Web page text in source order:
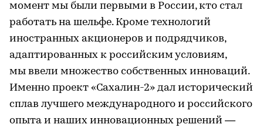
момент мы были первыми в России, кто стал
работать на шельфе. Кроме технологий
иностранных акционеров и подрядчиков,
адаптированных к российским условиям,
мы ввели множество собственных инноваций.
Именно проект «Сахалин-2» дал исторический
сплав лучшего международного и российского
опыта и наших инновационных решений —